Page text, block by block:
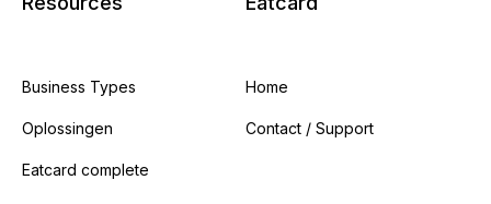
Business Types
Oplossingen
Eatcard complete
Home
Contact / Support